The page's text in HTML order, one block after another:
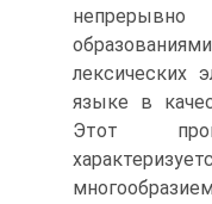
лексических
языке в
Этот